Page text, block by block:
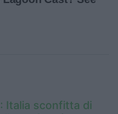
Italia sconfitta di